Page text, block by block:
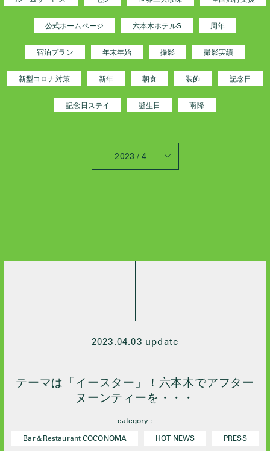
公式ホームページ 六本木ホテルS 周年
宿泊プラン 年末年始 撮影 撮影実績
新型コロナ対策 新年 朝食 装飾 記念日
記念日ステイ 誕生日 雨降
2023 / 4
2024 / 9
2024 / 7
2024 / 3
2024 / 1
2023.04.03 update
テーマは「イースター」！六本木でアフター
ヌーンティーを・・・
category :
Bar＆Restaurant COCONOMA
HOT NEWS PRESS